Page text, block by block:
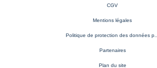
CGV
Mentions légales
Politique de protection des données p...
Partenaires
Plan du site